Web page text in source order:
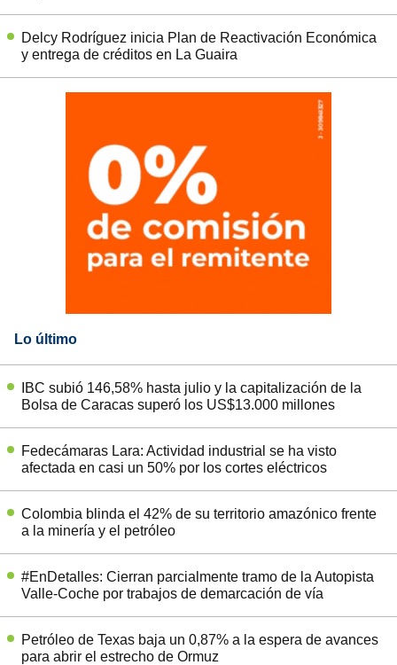
Delcy Rodríguez inicia Plan de Reactivación Económica
y entrega de créditos en La Guaira
Lo último
IBC subió 146,58% hasta julio y la capitalización de la
Bolsa de Caracas superó los US$13.000 millones
Fedecámaras Lara: Actividad industrial se ha visto
afectada en casi un 50% por los cortes eléctricos
Colombia blinda el 42% de su territorio amazónico frente
a la minería y el petróleo
#EnDetalles: Cierran parcialmente tramo de la Autopista
Valle-Coche por trabajos de demarcación de vía
Petróleo de Texas baja un 0,87% a la espera de avances
para abrir el estrecho de Ormuz